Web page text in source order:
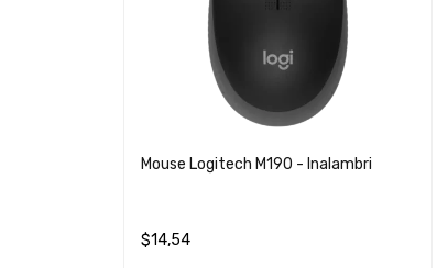
Mouse Logitech M190 - Inalambri
$14,54